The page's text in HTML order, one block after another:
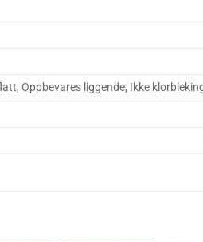
Oppbevares liggende, Ikke